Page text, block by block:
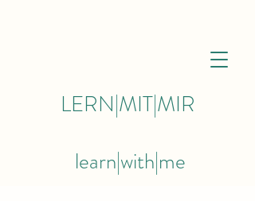
LERN|MIT|MIR
learn|with|me